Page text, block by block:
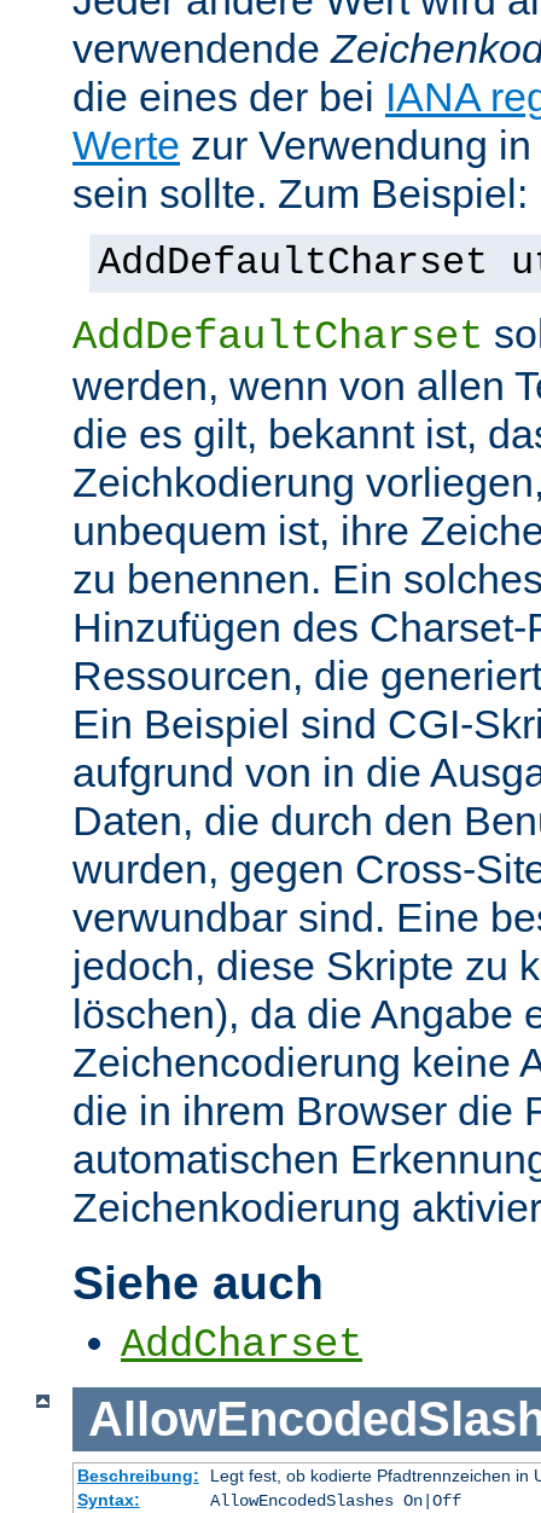
verwendende
die eines der bei IANA
Werte zur Verwendung
sein sollte. Zum Beispiel:
AddDefaultCharset
AddDefaultCharset
werden, wenn von allen
die es gilt, bekannt ist,
Zeichkodierung
unbequem ist, ihre
zu benennen. Ein
Hinzufügen des
Ressourcen, die
Ein Beispiel sind CGI-
aufgrund von in die
Daten, die durch den
wurden, gegen Cross-
verwundbar sind. Eine
jedoch, diese Skripte zu
löschen), da die Angabe
Zeichencodierung keine
die in ihrem Browser die
automatischen
Zeichenkodierung
Siehe auch
AddCharset
Beschreibung:
Legt fest, ob kodierte Pfadtrennzeichen in
Syntax:
AllowEncodedSlashes On|Off